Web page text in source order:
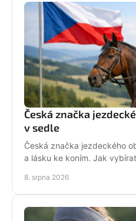
Česká značka
v sedle
Česká značka jezdeckého
a lásku ke koním. Jak
8. srpna 2026